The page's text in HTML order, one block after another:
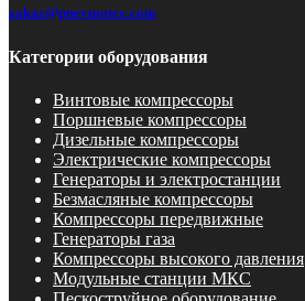
zakaz@pnevmotex.com
Категории оборудования
Винтовые компрессоры
Поршневые компрессоры
Дизельные компрессоры
Электрические компрессоры
Генераторы и электростанции
Безмасляные компрессоры
Компрессоры передвижные
Генераторы газа
Компрессоры высокого давления
Модульные станции МКС